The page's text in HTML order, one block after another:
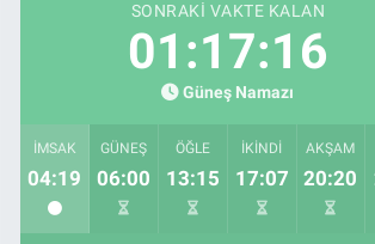
SONRAKI VAKTE KALAN
01:17:15
Güneş Namazı
İMSAK
04:19
GÜNEŞ
06:00
ÖĞLE
13:15
İKINDI
17:07
AKŞAM
20:20